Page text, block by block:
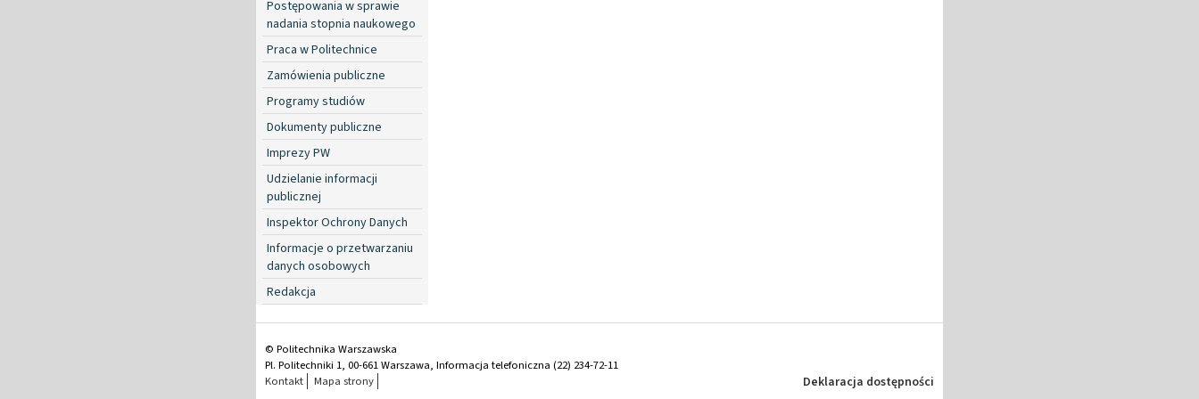
Postępowania w sprawie
nadania stopnia naukowego
Praca w Politechnice
Zamówienia publiczne
Programy studiów
Dokumenty publiczne
Imprezy PW
Udzielanie informacji
publicznej
Inspektor Ochrony Danych
Informacje o przetwarzaniu
danych osobowych
Redakcja
© Politechnika Warszawska
Pl. Politechniki 1, 00-661 Warszawa, Informacja telefoniczna (22) 234-72-11
Kontakt
Mapa strony Deklaracja dostępności